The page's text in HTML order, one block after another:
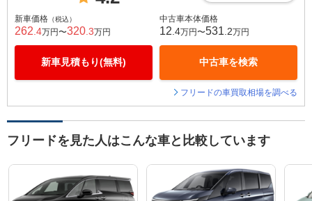
新車価格 （税込）
262 .4万円〜320 .3万円
新車見積もり(無料)
中古車本体価格
12 .4万円〜531 .2万円
中古車を検索
フリードの車買取相場を調べる
フリードを見た人はこんな車と比較しています